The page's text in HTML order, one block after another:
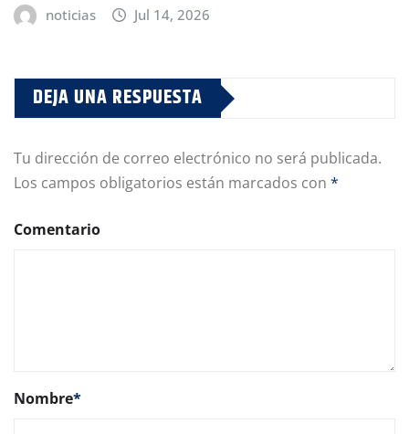
noticias Jul 14, 2026
DEJA UNA RESPUESTA
Tu dirección de correo electrónico no será publicada.
Los campos obligatorios están marcados con *
Comentario
Nombre*